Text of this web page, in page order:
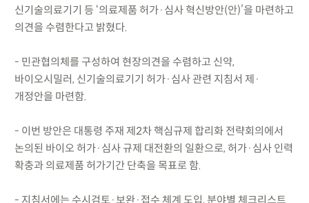
신기술의료기기 등 ‘의료제품 허가·심사 혁신방안(안)’을 마련하고
의견을 수렴한다고 밝혔다.
- 민관협의체를 구성하여 현장의견을 수렴하고 신약,
바이오시밀러, 신기술의료기기 허가·심사 관련 지침서 제·
개정안을 마련함.
- 이번 방안은 대통령 주재 제2차 핵심규제 합리화 전략회의에서
논의된 바이오 허가·심사 규제 대전환의 일환으로, 허가·심사 인력
확충과 의료제품 허가기간 단축을 목표로 함.
- 지침서에는 수시검토·보완·접수 체계 도입, 분야별 체크리스트